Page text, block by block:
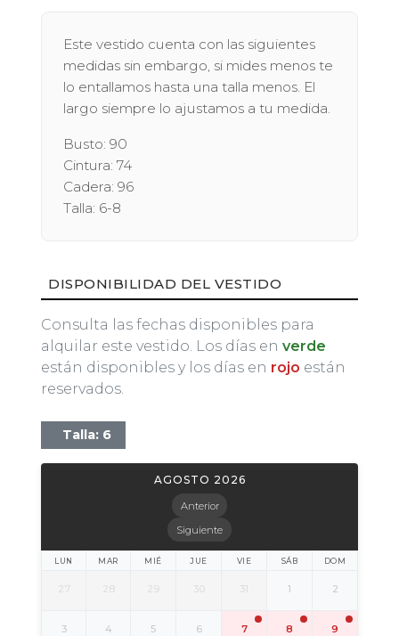
Este vestido cuenta con las siguientes
medidas sin embargo, si mides menos te
lo entallamos hasta una talla menos. El
largo siempre lo ajustamos a tu medida.
Busto: 90
Cintura: 74
Cadera: 96
Talla: 6-8
DISPONIBILIDAD DEL VESTIDO
Consulta las fechas disponibles para
alquilar este vestido. Los días en verde
están disponibles y los días en rojo están
reservados.
Talla: 6
Anterior
AGOSTO 2026
Siguiente
LUN MAR MIÉ JUE VIE SÁB DOM
27 28 29 30 31 1 2
3 4 5 6 7 8 9